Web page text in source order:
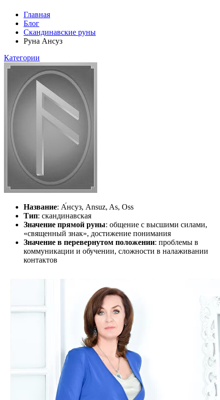
Главная
Блог
Скандинавские руны
Руна Ансуз
Категории
Название: А́нсуз, Ansuz, As, Oss
Тип: скандинавская
Значение прямой руны: общение с высшими силами,
«священный знак», достижение понимания
Значение в перевернутом положении: проблемы в
коммуникации и обучении, сложности в налаживании
контактов